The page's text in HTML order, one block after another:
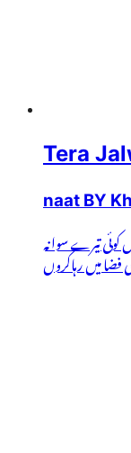
Tera
naat BY
کوئی تیرے سوانہ
فضا میں رہاکروں